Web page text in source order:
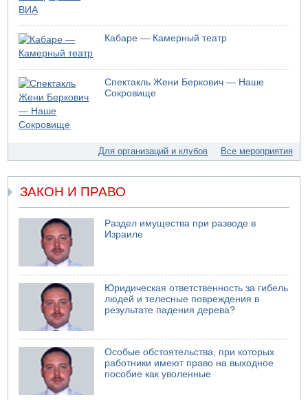
06.08.2026 11:41
Трое подростков ограбили сексшоп в Холоне
06.08.2026 08:45
Взрыв в Северном Тель-Авиве
06.08.2026 08:11
Украинская атака на российский НПЗ
05.08.2026 18:30
Израиль провел испытания системы противоракетной
обороны "Хец"
МАДА призывает израильтян срочно сдавать кровь
05.08.2026 17:00
Бывший посол Израиля в ООН Гилад Эрдан объявит в
четверг о создании новой политической партии
05.08.2026 13:49
На севере Израиля на берег выбросило тело
05.08.2026 13:32
В России горят новые склады
Кабаре — Камерный театр
Спектакль Жени Беркович — Наше
Сокровище
Для организаций и клубов Все мероприятия
ЗАКОН И ПРАВО
Раздел имущества при разводе в
Израиле
Юридическая ответственность за гибель
людей и телесные повреждения в
результате падения дерева?
Особые обстоятельства, при которых
работники имеют право на выходное
пособие как уволенные